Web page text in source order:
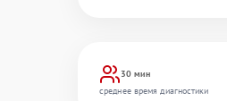
30 мин
среднее время диагностики